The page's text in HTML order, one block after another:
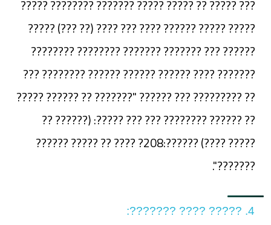
??? ????? ?? ????? ????? ??????? ???????? ?????
????? ????? ?????? ???? ??? ???? (?? ???) ?????
?????? ??? ??????? ??????? ???????? ????????
??????? ???? ?????? ?????? ?????? ???????? ???
?? ????????? ??? ?????? "??????? ?? ?????? ?????
?? ?????? ???????? ??? ??? ?????: (?????? ??
????? ????) ??????:208? ???? ?? ????? ??????
???????".
4. ????? ???? ???????: